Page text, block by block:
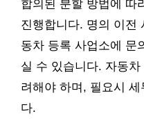
합의된 분할 방법에 따
진행합니다. 명의 이전
동차 등록 사업소에 문
실 수 있습니다. 자동
려해야 하며, 필요시
다.